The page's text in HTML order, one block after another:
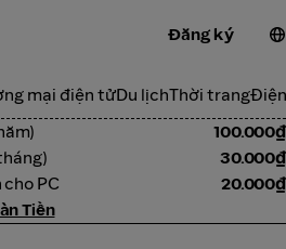
Đăng ký
mại điện tửDu lịchThời trang
100.000₫
30.000₫
cho PC
20.000₫
Tiền